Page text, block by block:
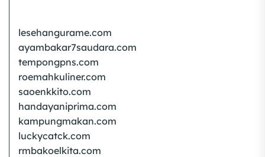
lesehangurame.com
ayambakar7saudara.com
tempongpns.com
roemahkuliner.com
saoenkkito.com
handayaniprima.com
kampungmakan.com
luckycatck.com
rmbakoelkita.com